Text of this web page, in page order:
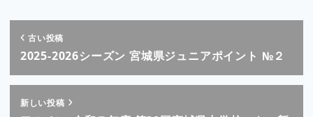
古い投稿
2025-2026シーズン 宮城県ジュニアポイント №２
新しい投稿